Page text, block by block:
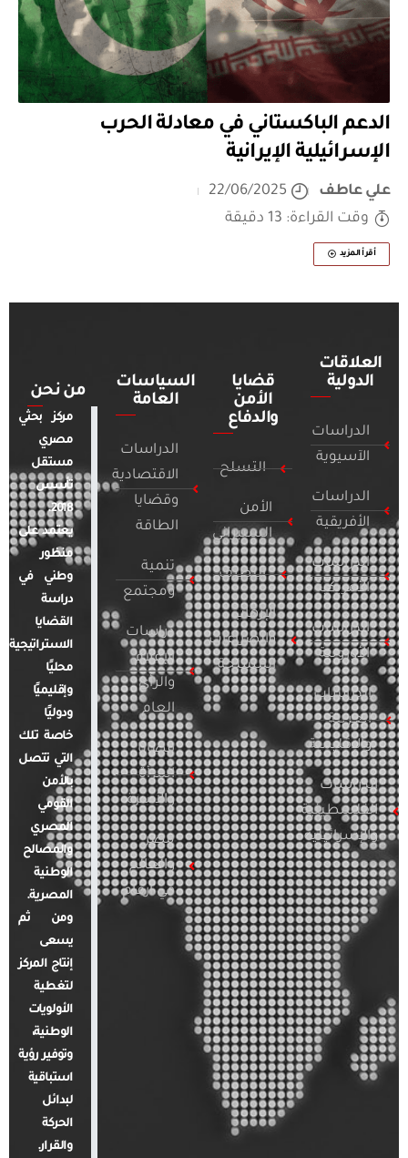
الدعم الباكستاني في معادلة الحرب
الإسرائيلية الإيرانية
علي عاطف
22/06/2025
وقت القراءة: 13 دقيقة
أقرأ المزيد
العلاقات
الدولية
الدراسات
الآسيوية
الدراسات
الأفريقية
الدراسات
الأمريكية
الدراسات
الأوروبية
الدراسات
العربية
والإقليمية
الدراسات
الفلسطينية
والإسرائيلية
قضايا
الأمن
والدفاع
التسلح
الأمن
السيبراني
التطرف
الإرهاب
والصراعات
المسلحة
السياسات
العامة
الدراسات
الاقتصادية
وقضايا
الطاقة
تنمية
ومجتمع
دراسات
الإعلام
والرأي
العام
قضايا
المرأة
والأسرة
مصر
والعالم
في أرقام
من نحن
مركز بحثي
مصري
مستقل
تأسس
2018.
يعتمد على
منظور
وطني في
دراسة
القضايا
الاستراتيجية
محليًا
وإقليميًا
ودوليًا
خاصة تلك
التي تتصل
بالأمن
القومي
المصري
والمصالح
الوطنية
المصرية.
ومن ثم
يسعى
إنتاج المركز
لتغطية
الأولويات
الوطنية،
وتوفير رؤية
استباقية
لبدائل
الحركة
والقرار.